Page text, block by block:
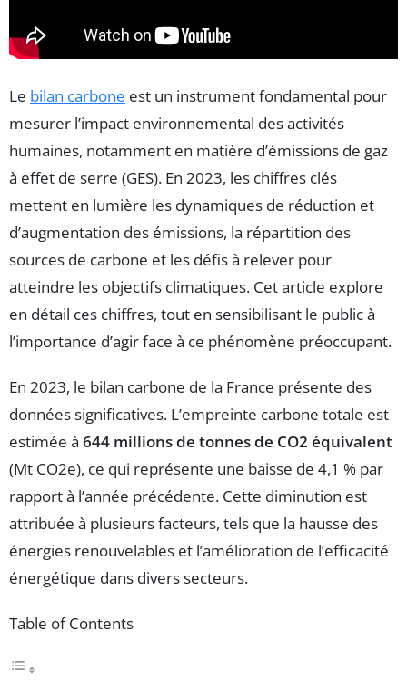
Le bilan carbone est un instrument fondamental pour
mesurer l’impact environnemental des activités
humaines, notamment en matière d’émissions de gaz
à effet de serre (GES). En 2023, les chiffres clés
mettent en lumière les dynamiques de réduction et
d’augmentation des émissions, la répartition des
sources de carbone et les défis à relever pour
atteindre les objectifs climatiques. Cet article explore
en détail ces chiffres, tout en sensibilisant le public à
l’importance d’agir face à ce phénomène préoccupant.
En 2023, le bilan carbone de la France présente des
données significatives. L’empreinte carbone totale est
estimée à 644 millions de tonnes de CO2 équivalent
(Mt CO2e), ce qui représente une baisse de 4,1 % par
rapport à l’année précédente. Cette diminution est
attribuée à plusieurs facteurs, tels que la hausse des
énergies renouvelables et l’amélioration de l’efficacité
énergétique dans divers secteurs.
Table of Contents